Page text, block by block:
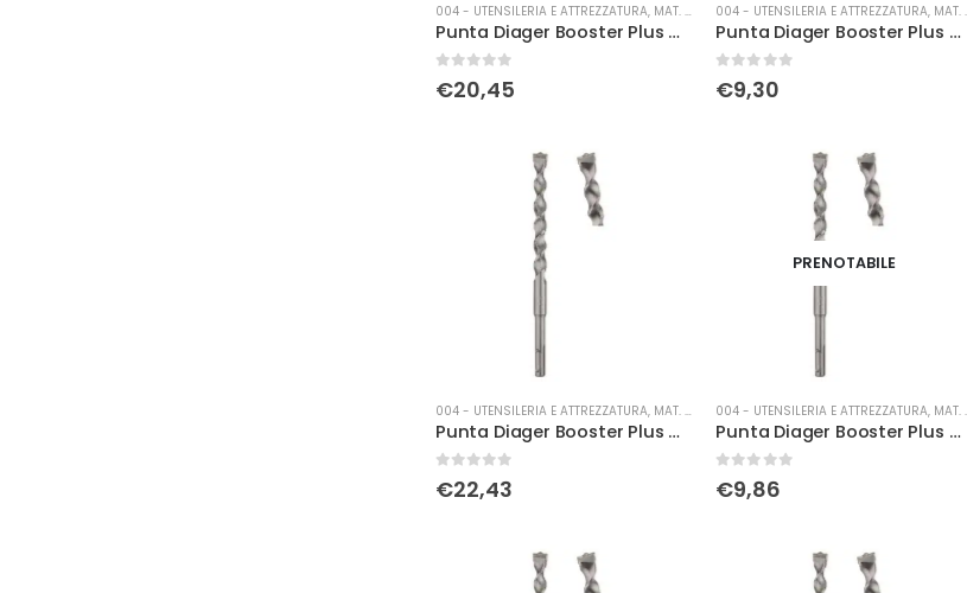
004 - UTENSILERIA E ATTREZZATURA, MAT. DI CONSUMO
Punta Diager Booster Plus Ø 10 x 310
Su 5
€20,45
004 - UTENSILERIA E ATTREZZATURA, MAT. DI CONSUMO
Punta Diager Booster Plus Ø 12 x 160
Su 5
€9,30
004 - UTENSILERIA E ATTREZZATURA, MAT. DI CONSUMO
Punta Diager Booster Plus Ø 12 x 310
Su 5
€22,43
PRENOTABILE
004 - UTENSILERIA E ATTREZZATURA, MAT. DI CONSUMO
Punta Diager Booster Plus Ø 14 x 160
Su 5
€9,86